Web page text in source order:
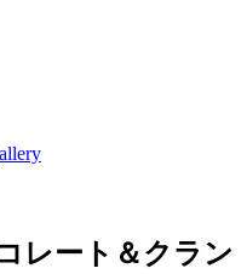
レート＆クラン